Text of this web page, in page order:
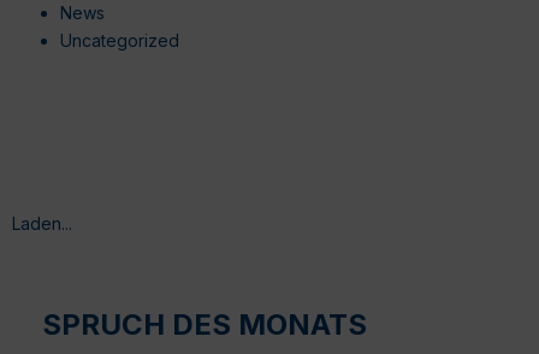
News
Uncategorized
Laden...
SPRUCH DES MONATS